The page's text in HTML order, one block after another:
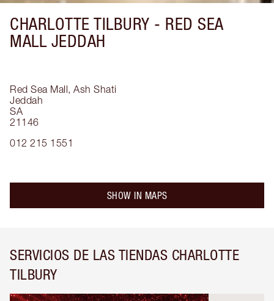
CHARLOTTE TILBURY - RED SEA
MALL JEDDAH
Red Sea Mall, Ash Shati
Jeddah
SA
21146
012 215 1551
SHOW IN MAPS
SERVICIOS DE LAS TIENDAS CHARLOTTE
TILBURY